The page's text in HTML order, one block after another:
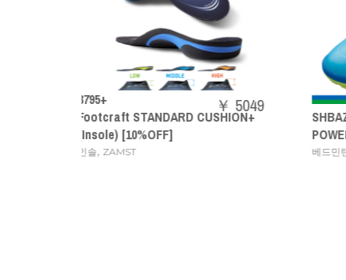
SHBAZ2M
POWER CUSHION AERUS Z MEN
베드민턴 슈즈
￥ 14080